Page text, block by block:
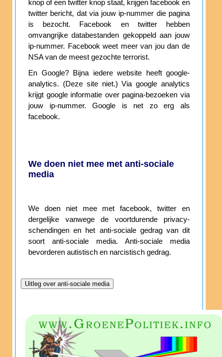
knop of een twitter knop staat, krijgen facebook en
twitter bericht, dat via jouw ip-nummer die pagina
is bezocht. Facebook en twitter hebben
omvangrijke databestanden gekoppeld aan jouw
ip-nummer. Facebook weet meer van jou dan de
NSA van de meest gezochte terrorist.
En Google? Bijna iedere website heeft google-
analytics. (Deze site niet.) Via google analytics
krijgt google informatie over pagina-bezoeken via
jouw ip-nummer. Google is net zo erg als
facebook.
We doen niet mee met anti-sociale
media
We doen niet mee met facebook, twitter en
dergelijke vanwege de voortdurende privacy-
schendingen en het anti-sociale gedrag van dit
soort anti-sociale media. Anti-sociale media
bevorderen autistisch en narcistisch gedrag.